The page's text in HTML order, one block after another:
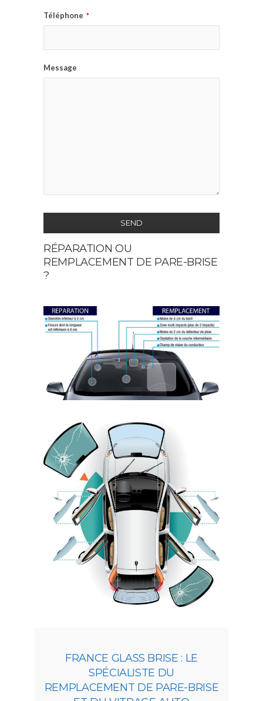
Téléphone *
Message
SEND
This
field
should
left
blank
RÉPARATION OU
REMPLACEMENT DE PARE-BRISE
?
FRANCE GLASS BRISE : LE
SPÉCIALISTE DU
REMPLACEMENT DE PARE-BRISE